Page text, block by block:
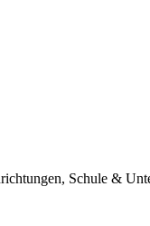
Schule &